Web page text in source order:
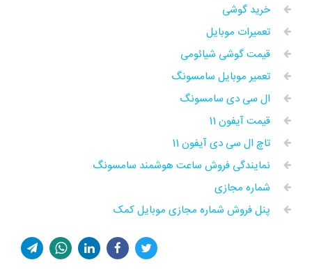
خرید گوشی
تعمیرات موبایل
قیمت گوشی شیائومی
تعمیر موبایل سامسونگ
ال سی دی سامسونگ
قیمت آیفون 11
تاچ ال سی دی آیفون 11
نمایندگی فروش ساعت هوشمند سامسونگ
شماره مجازی
پنل فروش شماره مجازی موبایل کمک